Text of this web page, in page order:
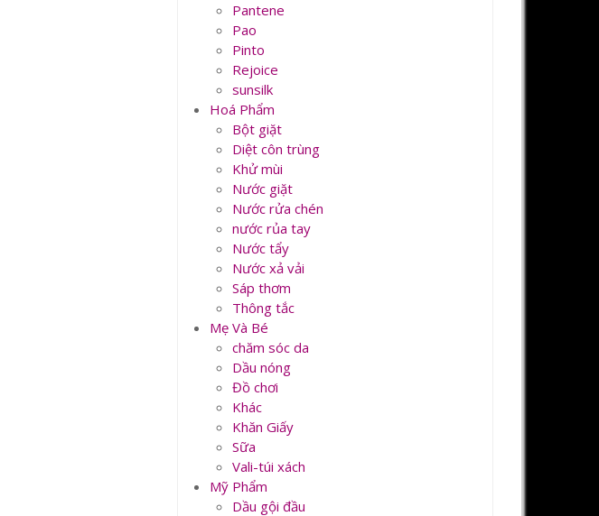
Pantene
Pao
Pinto
Rejoice
sunsilk
Hoá Phẩm
Bột giặt
Diệt côn trùng
Khử mùi
Nước giặt
Nước rửa chén
nước rủa tay
Nước tẩy
Nước xả vải
Sáp thơm
Thông tắc
Mẹ Và Bé
chăm sóc da
Dầu nóng
Đồ chơi
Khác
Khăn Giấy
Sữa
Vali-túi xách
Mỹ Phẩm
Dầu gội đầu